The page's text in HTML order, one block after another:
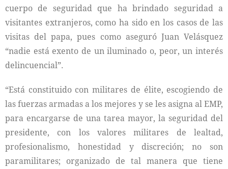
cuerpo de seguridad que ha brindado seguridad a
visitantes extranjeros, como ha sido en los casos de las
visitas del papa, pues como aseguró Juan Velásquez
“nadie está exento de un iluminado o, peor, un interés
delincuencial”.
“Está constituido con militares de élite, escogiendo de
las fuerzas armadas a los mejores y se les asigna al EMP,
para encargarse de una tarea mayor, la seguridad del
presidente, con los valores militares de lealtad,
profesionalismo, honestidad y discreción; no son
paramilitares; organizado de tal manera que tiene